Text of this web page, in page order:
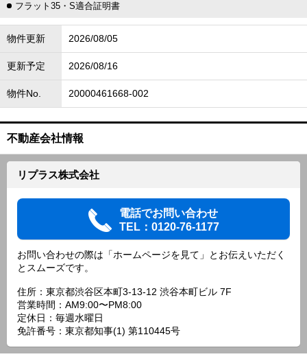
フラット35・S適合証明書
物件更新 2026/08/05
更新予定 2026/08/16
物件No. 20000461668-002
不動産会社情報
リプラス株式会社
電話でお問い合わせ
TEL：0120-76-1177
お問い合わせの際は「ホームページを見て」とお伝えいただく
とスムーズです。
住所：東京都渋谷区本町3-13-12 渋谷本町ビル 7F
営業時間：AM9:00〜PM8:00
定休日：毎週水曜日
免許番号：東京都知事(1) 第110445号